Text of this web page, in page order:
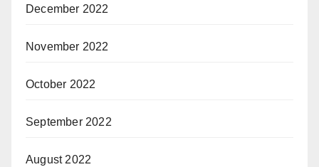
December 2022
November 2022
October 2022
September 2022
August 2022